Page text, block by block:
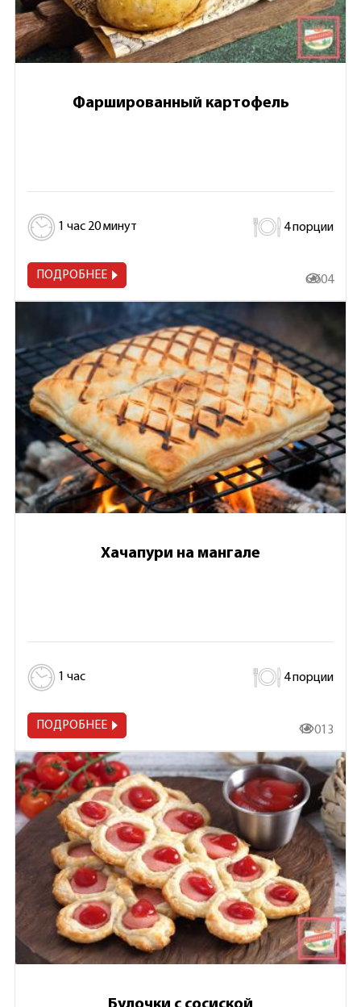
Фаршированный картофель
1 час 20 минут 4 порции
ПОДРОБНЕЕ 6 604
Хачапури на мангале
1 час 4 порции
ПОДРОБНЕЕ 13 013